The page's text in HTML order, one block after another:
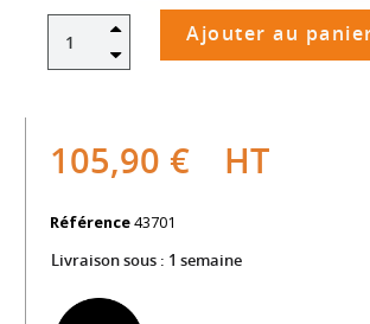
Ajouter au
105,90 € HT
Référence43701
Livraison sous : 1 semaine